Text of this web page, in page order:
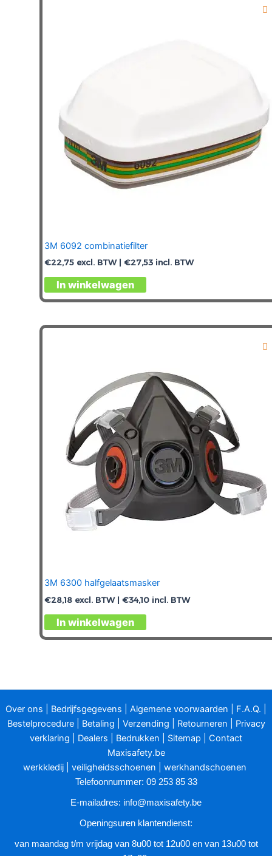
3M 6092 combinatiefilter
€22,75 excl. BTW | €27,53 incl. BTW
In winkelwagen
3M 6300 halfgelaatsmasker
€28,18 excl. BTW | €34,10 incl. BTW
In winkelwagen
Over ons Bedrijfsgegevens Algemene voorwaarden F.A.Q.
Bestelprocedure| Betaling Verzending Retourneren
Privacy
verklaring
Dealers Bedrukken Sitemap
Contact
Maxisafety.be
werkkledij
veiligheidsschoenen werkhandschoenen
Telefoonnummer: 09 253 85 33
E-mailadres: info@maxisafety.be
Openingsuren klantendienst:
van maandag t/m vrijdag van 8u00 tot 12u00 en van 13u00 tot